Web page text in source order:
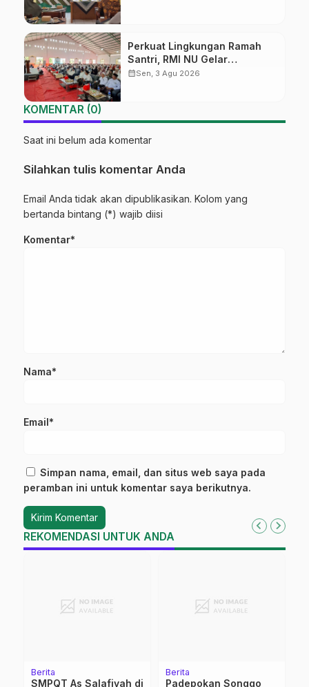
Perkuat Lingkungan Ramah
Santri, RMI NU Gelar
‘Sambang Pesantren’ di Pati
calendar_monthSen, 3 Agu 2026
KOMENTAR (0)
Saat ini belum ada komentar
Silahkan tulis komentar Anda
Email Anda tidak akan dipublikasikan. Kolom yang
bertanda bintang (*) wajib diisi
Komentar*
Nama*
Email*
Simpan nama, email, dan situs web saya pada
peramban ini untuk komentar saya berikutnya.
REKOMENDASI UNTUK ANDA
Berita
SMPQT As Salafiyah di
Berita
Padepokan Songgo